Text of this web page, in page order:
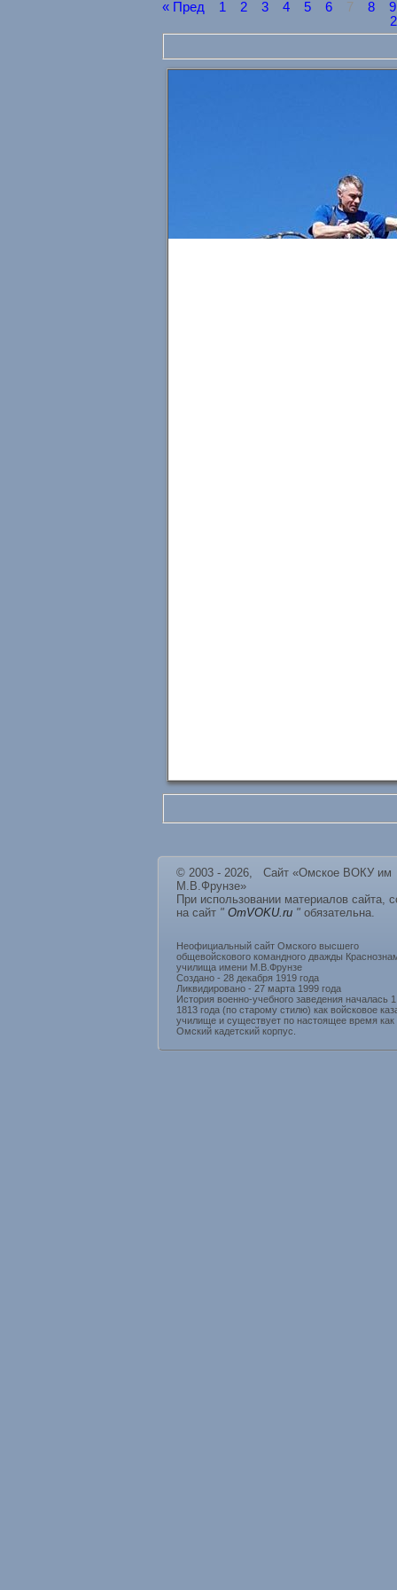
« Пред 1 2 3 4 5 6 7 8
© 2003 - 2026, Сайт «Омское ВОКУ им
М.В.Фрунзе»
При использовании материалов сайта,
на сайт " OmVOKU.ru " обязательна.
Неофициальный сайт Омского высшего
общевойскового командного дважды
училища имени М.В.Фрунзе
Создано - 28 декабря 1919 года
Ликвидировано - 27 марта 1999 года
История военно-учебного заведения началась
1813 года (по старому стилю) как войсковое
училище и существует по настоящее время как
Омский кадетский корпус.